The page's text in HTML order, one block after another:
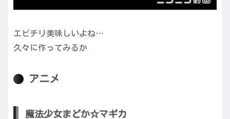
エビチリ美味しいよね…
久々に作ってみるか
アニメ
魔法少女まどか☆マギカ